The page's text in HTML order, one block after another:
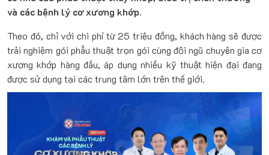
và các bệnh lý cơ xương khớp.
Theo đó, chỉ với chi phí từ 25 triệu đồng, khách hàng sẽ được
trải nghiệm gói phẫu thuật trọn gói cùng đội ngũ chuyên gia cơ
xương khớp hàng đầu, áp dụng nhiều kỹ thuật hiện đại đang
được sử dụng tại các trung tâm lớn trên thế giới.